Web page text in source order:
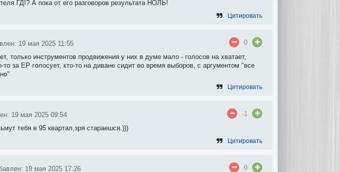
ГД!? А пока от его разговоров результата НОЛЬ!
Цитировать
19 мая 2025 11:55
0
только инструментов продвижения у них в думе мало - голосов на хватает,
то за ЕР голосует, кто-то на диване сидит во время выборов, с аргументом "все
Цитировать
19 мая 2025 09:54
-1
тебя в 95 квартал,зря стараешся.)))
Цитировать
19 мая 2025 17:26 0